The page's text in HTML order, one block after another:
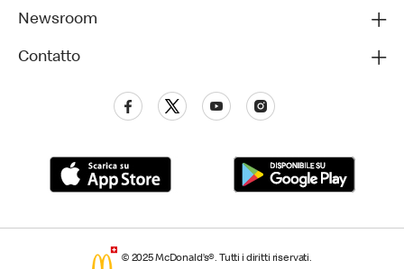
Newsroom
Contatto
© 2025 McDonald’s®. Tutti i diritti riservati.